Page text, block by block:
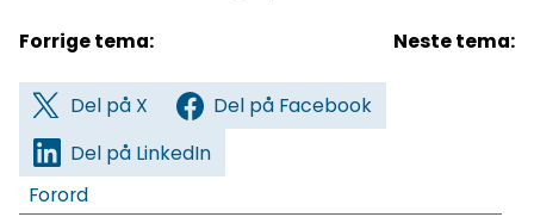
Forrige tema: Neste tema:
Del på X
Del på Facebook
Del på LinkedIn
Forord